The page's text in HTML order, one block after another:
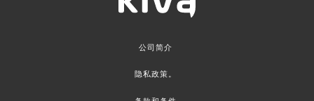
公司简介
隐私政策。